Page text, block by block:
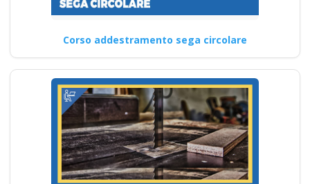
Corso addestramento sega circolare